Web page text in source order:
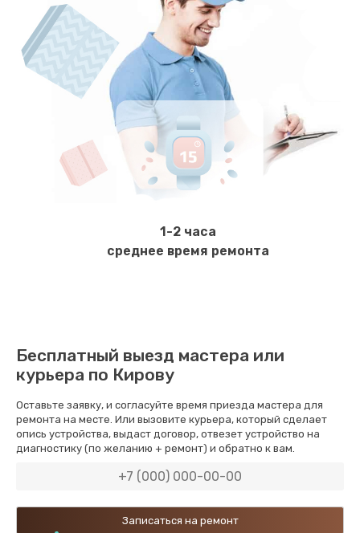
1-2 часа
среднее время ремонта
Бесплатный выезд мастера или
курьера по Кирову
Оставьте заявку, и согласуйте время приезда мастера для
ремонта на месте. Или вызовите курьера, который сделает
опись устройства, выдаст договор, отвезет устройство на
диагностику (по желанию + ремонт) и обратно к вам.